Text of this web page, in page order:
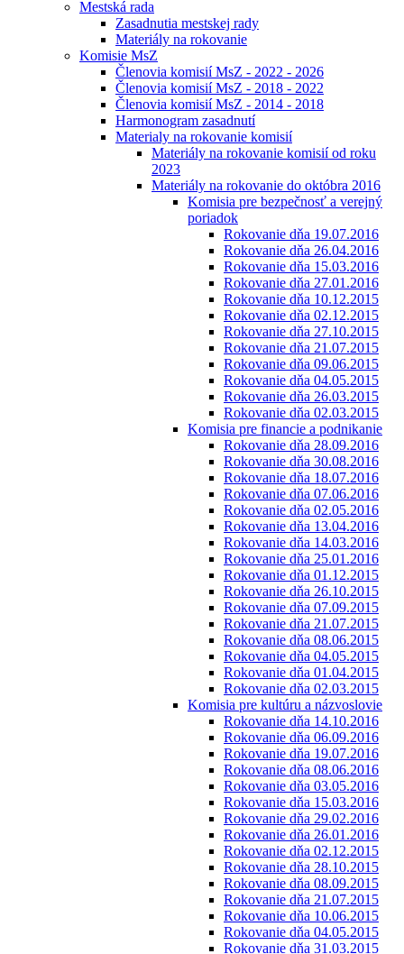
Mestská rada
Zasadnutia mestskej rady
Materiály na rokovanie
Komisie MsZ
Členovia komisií MsZ - 2022 - 2026
Členovia komisií MsZ - 2018 - 2022
Členovia komisií MsZ - 2014 - 2018
Harmonogram zasadnutí
Materialy na rokovanie komisií
Materiály na rokovanie komisií od roku
2023
Materiály na rokovanie do októbra 2016
Komisia pre bezpečnosť a verejný
poriadok
Rokovanie dňa 19.07.2016
Rokovanie dňa 26.04.2016
Rokovanie dňa 15.03.2016
Rokovanie dňa 27.01.2016
Rokovanie dňa 10.12.2015
Rokovanie dňa 02.12.2015
Rokovanie dňa 27.10.2015
Rokovanie dňa 21.07.2015
Rokovanie dňa 09.06.2015
Rokovanie dňa 04.05.2015
Rokovanie dňa 26.03.2015
Rokovanie dňa 02.03.2015
Komisia pre financie a podnikanie
Rokovanie dňa 28.09.2016
Rokovanie dňa 30.08.2016
Rokovanie dňa 18.07.2016
Rokovanie dňa 07.06.2016
Rokovanie dňa 02.05.2016
Rokovanie dňa 13.04.2016
Rokovanie dňa 14.03.2016
Rokovanie dňa 25.01.2016
Rokovanie dňa 01.12.2015
Rokovanie dňa 26.10.2015
Rokovanie dňa 07.09.2015
Rokovanie dňa 21.07.2015
Rokovanie dňa 08.06.2015
Rokovanie dňa 04.05.2015
Rokovanie dňa 01.04.2015
Rokovanie dňa 02.03.2015
Komisia pre kultúru a názvoslovie
Rokovanie dňa 14.10.2016
Rokovanie dňa 06.09.2016
Rokovanie dňa 19.07.2016
Rokovanie dňa 08.06.2016
Rokovanie dňa 03.05.2016
Rokovanie dňa 15.03.2016
Rokovanie dňa 29.02.2016
Rokovanie dňa 26.01.2016
Rokovanie dňa 02.12.2015
Rokovanie dňa 28.10.2015
Rokovanie dňa 08.09.2015
Rokovanie dňa 21.07.2015
Rokovanie dňa 10.06.2015
Rokovanie dňa 04.05.2015
Rokovanie dňa 31.03.2015